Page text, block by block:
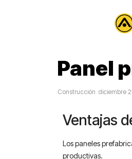
Panel
Construcción diciembre
Ventajas
Los paneles
productivas.